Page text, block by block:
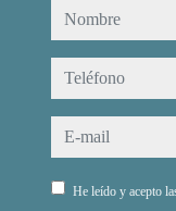
nombre
teléfono
e-mail
He leído y acepto